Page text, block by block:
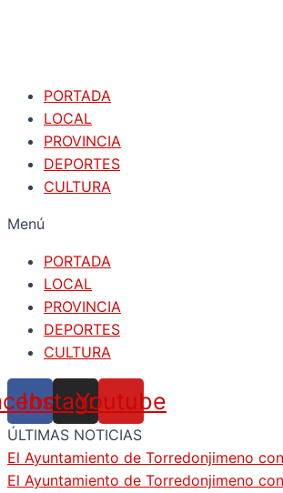
PORTADA
LOCAL
PROVINCIA
DEPORTES
CULTURA
Menú
PORTADA
LOCAL
PROVINCIA
DEPORTES
CULTURA
Instagram
Youtube
ÚLTIMAS NOTICIAS
El Ayuntamiento de Torredonjimeno
El Ayuntamiento de Torredonjimeno